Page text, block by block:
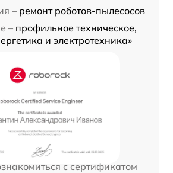
– ремонт роботов-пылесосов
– профильное техническое,
и электротехника»
с сертификатом